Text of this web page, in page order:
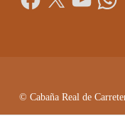
© Cabaña Real de